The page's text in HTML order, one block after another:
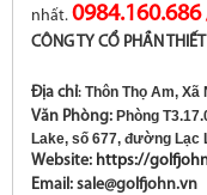
nhất.
CÔNG TY CỔ PHẦN
Địa chỉ: Thôn Thọ Am, Xã
Văn Phòng: Phòng
Lake, số 677, đường Lạc
Website: https://
Email: sale@golfjohn.vn